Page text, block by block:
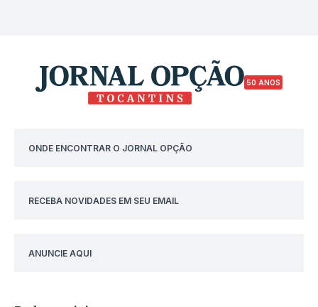
50 ANOS
ONDE ENCONTRAR O JORNAL OPÇÃO
RECEBA NOVIDADES EM SEU EMAIL
ANUNCIE AQUI